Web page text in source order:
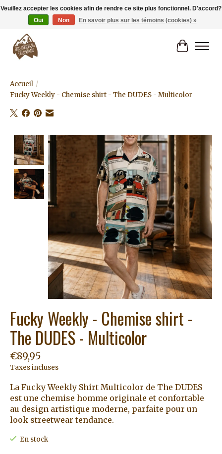
Livraison gratuite à partir de 80€.
Panier
Accueil /
Fucky Weekly - Chemise shirt - The DUDES - Multicolor
Product image slideshow Items
Fucky Weekly - Chemise shirt -
The DUDES - Multicolor
€89,95
Taxes incluses
La Fucky Weekly Shirt Multicolor de The DUDES
est une chemise homme originale et confortable
au design artistique moderne, parfaite pour un
look streetwear tendance.
En stock
Veuillez accepter les cookies afin de rendre ce site plus fonctionnel. D'accord?
Oui
Non En savoir plus sur les témoins (cookies) »